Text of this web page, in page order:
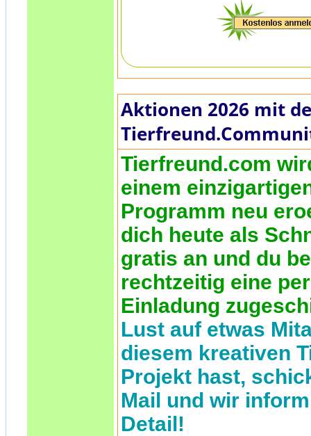
Aktionen 2026 mit
Tierfreund.com
einem
Programm neu
dich heute als
gratis an und du
rechtzeitig eine
Einladung
Lust auf etwas
diesem kreativen
Projekt hast,
Mail und wir
Detail!